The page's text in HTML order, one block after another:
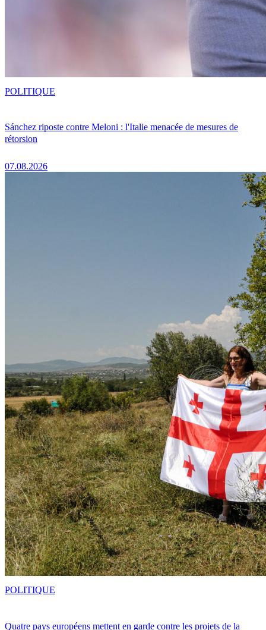
Sánchez riposte contre Meloni : l'Italie menacée de mesures de
rétorsion
07.08.2026
POLITIQUE
Quatre pays européens mettent en garde contre les projets de la
POLITIQUE